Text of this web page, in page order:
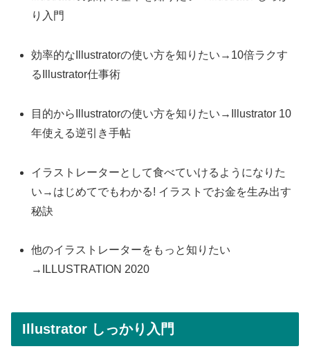
り入門
効率的なIllustratorの使い方を知りたい→10倍ラクす
るIllustrator仕事術
目的からIllustratorの使い方を知りたい→Illustrator 10
年使える逆引き手帖
イラストレーターとして食べていけるようになりた
い→はじめてでもわかる! イラストでお金を生み出す
秘訣
他のイラストレーターをもっと知りたい
→ILLUSTRATION 2020
Illustrator しっかり入門